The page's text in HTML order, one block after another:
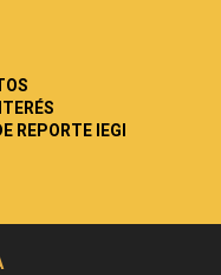
REPORTE IEGI